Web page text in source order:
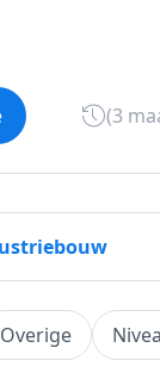
(3
Overige